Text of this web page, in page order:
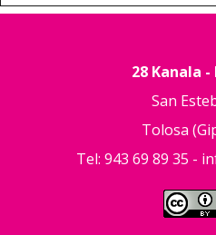
28 Kanala
San
Tolosa
Tel: 943 69 89 35 -